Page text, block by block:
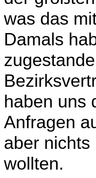
was das
Damals
haben uns
Anfragen
aber nichts
wollten.